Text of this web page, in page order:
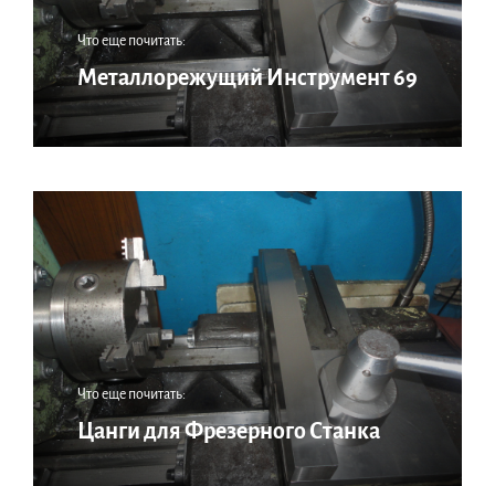
Что еще почитать:
Металлорежущий Инструмент 69
Что еще почитать:
Цанги для Фрезерного Станка